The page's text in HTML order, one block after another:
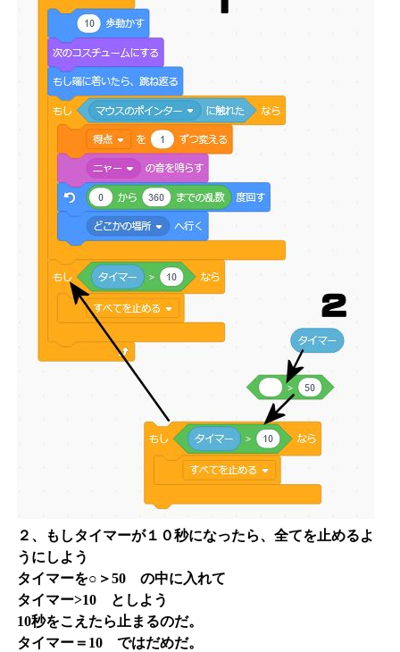
２、もしタイマーが１０秒になったら、全てを止めるよ
うにしよう
タイマーを○＞50 の中に入れて
タイマー>10 としよう
10秒をこえたら止まるのだ。
タイマー＝10 ではだめだ。